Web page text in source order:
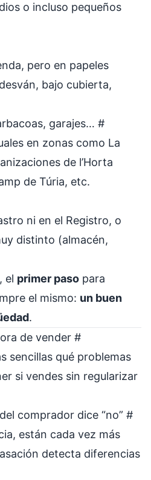
o incluso pequeños
pero en papeles
bajo cubierta,
garajes… #
en zonas como La
de l’Horta
de Túria, etc.
ni en el Registro, o
distinto (almacén,
el primer paso para
el mismo: un buen
.
de vender #
sencillas qué problemas
si vendes sin regularizar
comprador dice “no” #
están cada vez más
detecta diferencias